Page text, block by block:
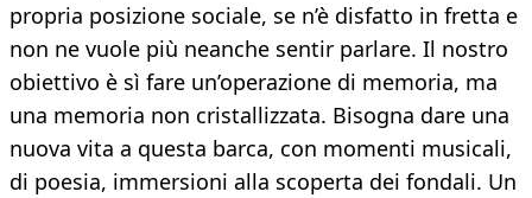
propria posizione sociale, se n’è disfatto in fretta e
non ne vuole più neanche sentir parlare. Il nostro
obiettivo è sì fare un’operazione di memoria, ma
una memoria non cristallizzata. Bisogna dare una
nuova vita a questa barca, con momenti musicali,
di poesia, immersioni alla scoperta dei fondali. Un